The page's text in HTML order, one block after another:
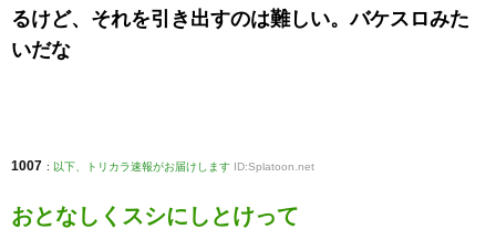
るけど、それを引き出すのは難しい。バケスロみた
いだな
1007 : 以下、トリカラ速報がお届けします ID:Splatoon.net
おとなしくスシにしとけって